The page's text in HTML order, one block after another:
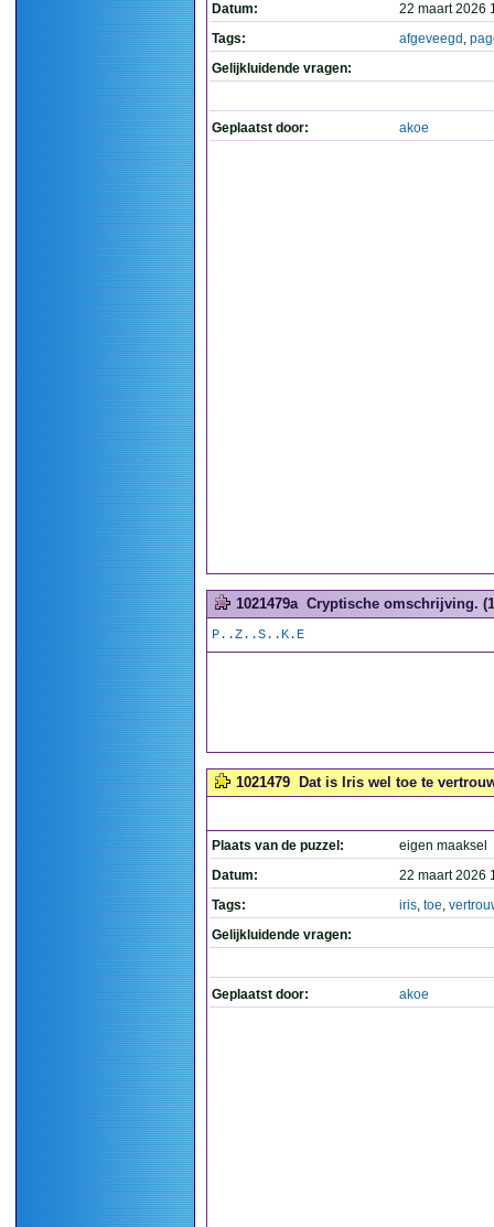
Datum:
22 maart 2026
Tags:
afgeveegd ,
Gelijkluidende vragen:
Geplaatst door: akoe
1021479a Cryptische omschrijving.
P..Z..S..K.E
1021479 Dat is Iris wel toe te
Plaats van de puzzel:
eigen maaksel
Datum:
22 maart 2026
Tags:
iris, toe,
Gelijkluidende vragen:
Geplaatst door: akoe